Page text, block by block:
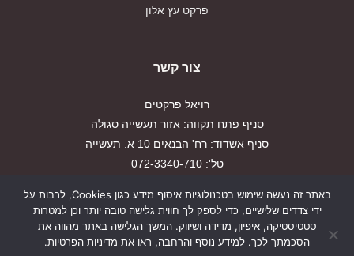
פרקט עץ אלון
צור קשר
רויאל פרקטים
סניף פתח תקווה: אזור תעשייה סגולה
סניף אשדוד: רח' הבנאים 10 א. תעשייה
טל': 072-3340-710
הצהרת נגישות
מדיניות פרטיות
באתר זה נעשה שימוש בטכנולוגיות איסוף מידע כגון Cookies, לרבות על
ידי צדדים שלישיים, כדי לספק לך חווית גלישה טובה יותר וכן למטרות
סטטיסטיקה, איפיון, מדידה ושיווק. המשך הגלישה באתר מהווה את
הסכמתך לכך. למידע נוסף והרחבה, ראו את מדיניות הפרטיות.